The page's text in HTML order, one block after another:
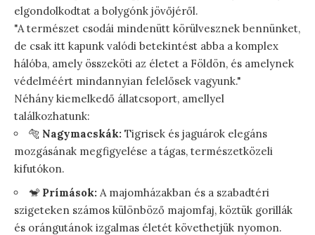
elgondolkodtat a bolygónk jövőjéről.
"A természet csodái mindenütt körülvesznek bennünket,
de csak itt kapunk valódi betekintést abba a komplex
hálóba, amely összeköti az életet a Földön, és amelynek
védelméért mindannyian felelősek vagyunk."
Néhány kiemelkedő állatcsoport, amellyel
találkozhatunk:
🐅 Nagymacskák: Tigrisek és jaguárok elegáns
mozgásának megfigyelése a tágas, természetközeli
kifutókon.
🐒 Prímások: A majomházakban és a szabadtéri
szigeteken számos különböző majomfaj, köztük gorillák
és orángutánok izgalmas életét követhetjük nyomon.